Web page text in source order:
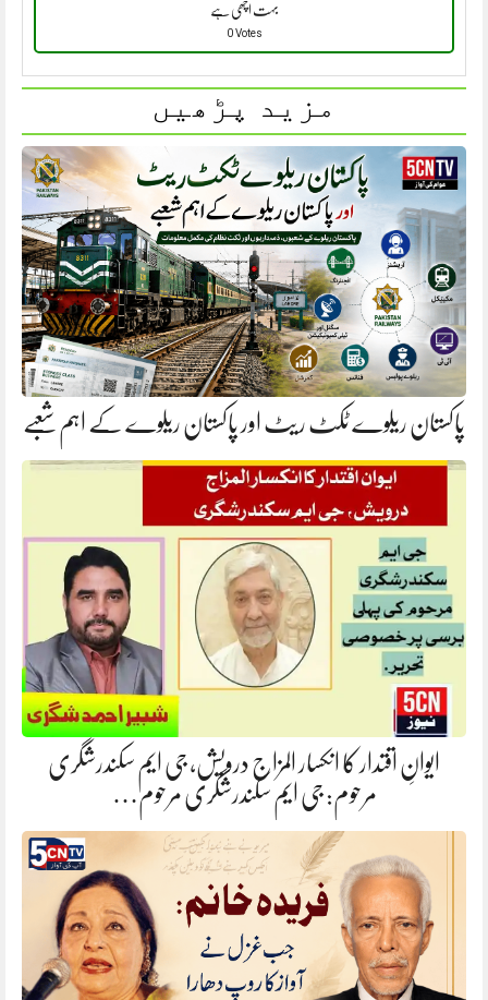
بہت اچھی ہے
0 Votes
مزید پڑھیں
پاکستان ریلوے ٹکٹ ریٹ اور پاکستان ریلوے کے اہم شعبے
ایوانِ اقتدار کا انکسار المزاج درویش، جی ایم سکندرشگری
مرحوم: جی ایم سکندرشگری مرحوم…